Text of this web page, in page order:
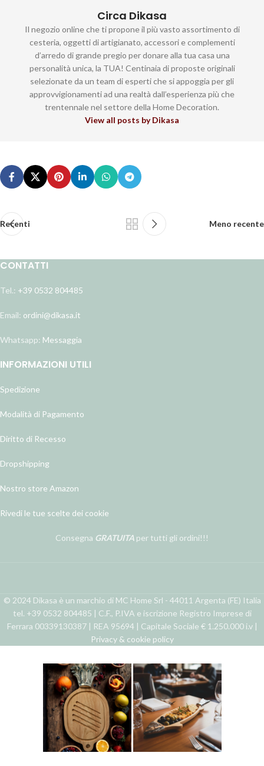
Circa Dikasa
Il negozio online che ti propone il più vasto assortimento di
cesteria, oggetti di artigianato, accessori e complementi
d’arredo di grande pregio per donare alla tua casa una
personalità unica, la TUA! Centinaia di proposte originali
selezionate da un team di esperti che si appoggia per gli
approvvigionamenti ad una realtà dall’esperienza più che
trentennale nel settore della Home Decoration.
View all posts by Dikasa
Recenti Meno recente
CONTATTI
Tel.: +39 0532 804485
Email: ordini@dikasa.it
Whatsapp: Messaggia
INFORMAZIONI UTILI
Spedizione
Modalità di Pagamento
Diritto di Recesso
Dropshipping
Nostro store Amazon
Rivedi le tue scelte dei cookie
Consegna GRATUITA per tutti gli ordini!!!
© 2024 Dikasa è un marchio di MC Home Srl - 44011 Argenta (FE) Italia
tel. +39 0532 804485 | C.F., P.IVA e iscrizione Registro Imprese di
Ferrara 00339130387 | REA 95694 | Capitale Sociale € 1.250.000 i.v |
Privacy & cookie policy